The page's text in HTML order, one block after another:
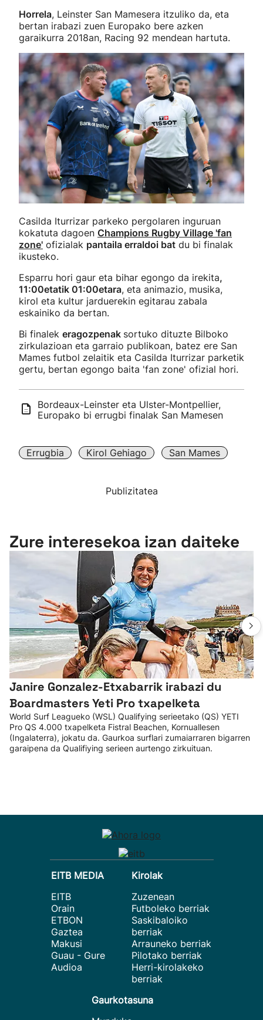
Horrela, Leinster San Mamesera itzuliko da, eta
bertan irabazi zuen Europako bere azken
garaikurra 2018an, Racing 92 mendean hartuta.
Casilda Iturrizar parkeko pergolaren inguruan
kokatuta dagoen Champions Rugby Village 'fan
zone' ofizialak pantaila erraldoi bat du bi finalak
ikusteko.
Esparru hori gaur eta bihar egongo da irekita,
11:00etatik 01:00etara, eta animazio, musika,
kirol eta kultur jarduerekin egitarau zabala
eskainiko da bertan.
Bi finalek eragozpenak sortuko dituzte Bilboko
zirkulazioan eta garraio publikoan, batez ere San
Mames futbol zelaitik eta Casilda Iturrizar parketik
gertu, bertan egongo baita 'fan zone' ofizial hori.
Bordeaux-Leinster eta Ulster-Montpellier,
Europako bi errugbi finalak San Mamesen
Errugbia Kirol Gehiago San Mames
Publizitatea
Zure interesekoa izan daiteke
Janire Gonzalez-Etxabarrik irabazi du
Boardmasters Yeti Pro txapelketa
World Surf Leagueko (WSL) Qualifying serieetako (QS) YETI
Pro QS 4.000 txapelketa Fistral Beachen, Kornuallesen
(Ingalaterra), jokatu da. Gaurkoa surflari zumaiarraren bigarren
garaipena da Qualifiying serieen aurtengo zirkuituan.
EITB MEDIA
EITB
Orain
ETBON
Gaztea
Makusi
Guau - Gure
Audioa
Kirolak
Zuzenean
Futboleko berriak
Saskibaloiko
berriak
Arrauneko berriak
Pilotako berriak
Herri-kirolakeko
berriak
Gaurkotasuna